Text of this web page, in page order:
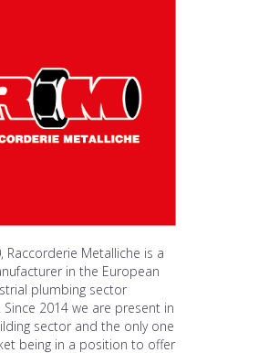
Raccorderie Metalliche is a
in the European
plumbing sector
Since 2014 we are present in
sector and the only one
being in a position to offer